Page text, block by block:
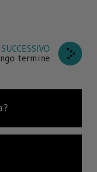
SUCCESSIVO
termine